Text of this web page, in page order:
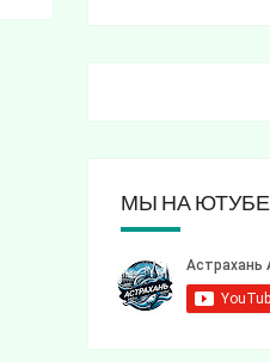
МЫ НА ЮТУБЕ